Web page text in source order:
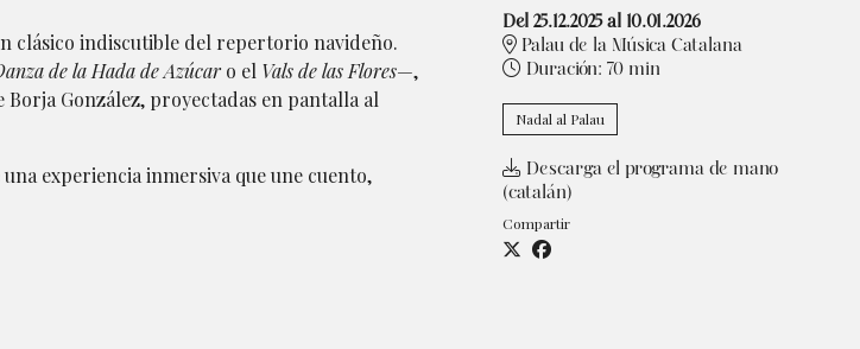
Del 25.12.2025al 10.01.2026
Palau de la Música Catalana
Duración: 70 min
Nadal al Palau
Descarga el programa de mano
(catalán)
Compartir
clásico indiscutible del repertorio navideño.
de la Hada de Azúcar o el Vals de las Flores—,
González, proyectadas en pantalla al
experiencia inmersiva que une cuento,